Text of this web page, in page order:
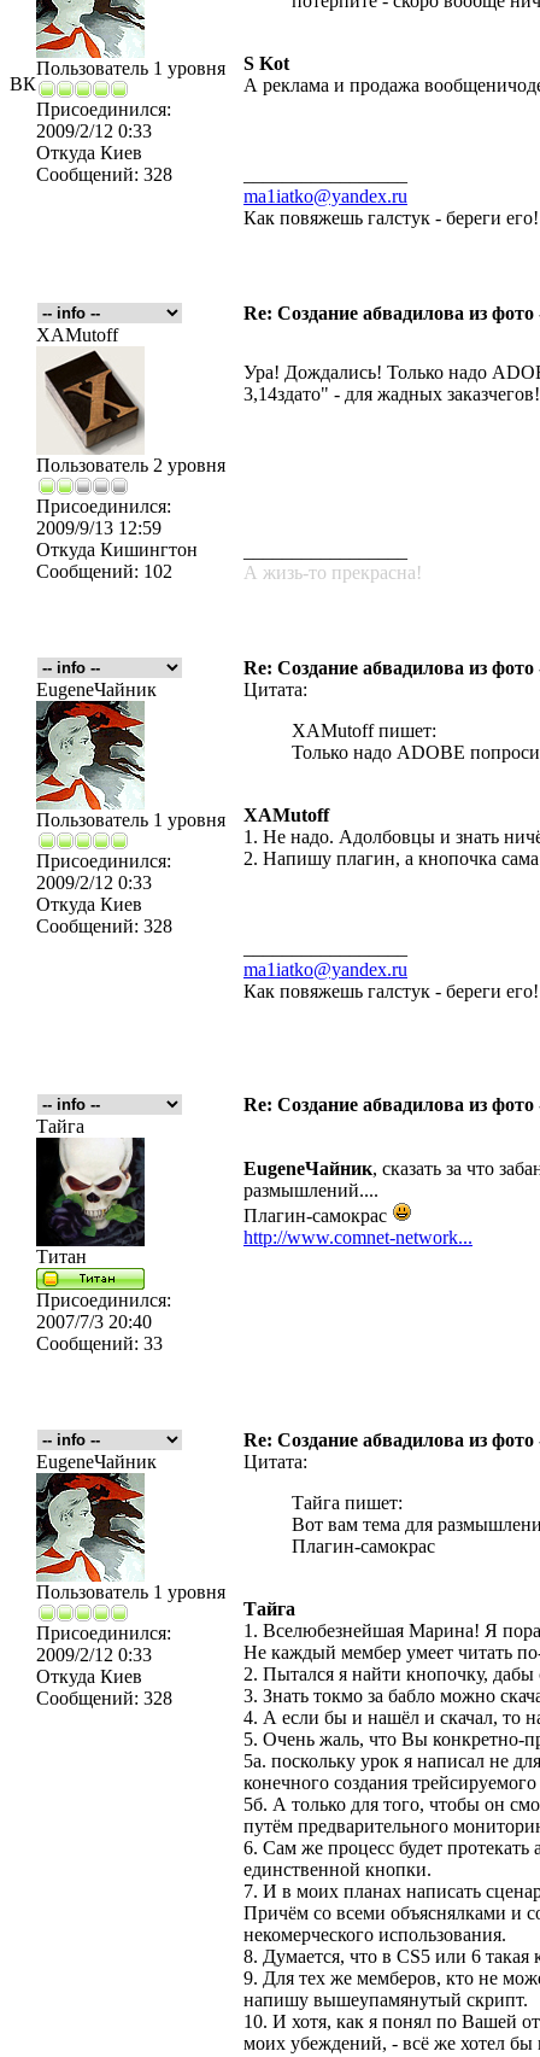
ВК
Пользователь 1 уровня
Присоединился:
2009/2/12 0:33
Откуда Киев
Сообщений: 328
S Kot
А реклама и продажа
ma1iatko@yandex.ru
Как повяжешь галстук - береги
Re: Создание абвадилова из
XAMutoff
Пользователь 2 уровня
Присоединился:
2009/9/13 12:59
Откуда Кишингтон
Сообщений: 102
Ура! Дождались! Только надо
3,14здато" - для жадных заказчегов!
А жизь-то прекрасна!
Re: Создание абвадилова из
EugeneЧайник
Пользователь 1 уровня
Присоединился:
2009/2/12 0:33
Откуда Киев
Сообщений: 328
Цитата:
XAMutoff пишет:
Только надо ADOBE
XAMutoff
1. Не надо. Адолбовцы и знать
2. Напишу плагин, а кнопочка
ma1iatko@yandex.ru
Как повяжешь галстук - береги
Re: Создание абвадилова из
Тайга
Титан
Присоединился:
2007/7/3 20:40
Сообщений: 33
EugeneЧайник, сказать за что
размышлений....
Плагин-самокрас
http://www.comnet-network...
Re: Создание абвадилова из
EugeneЧайник
Пользователь 1 уровня
Присоединился:
2009/2/12 0:33
Откуда Киев
Сообщений: 328
Цитата:
Тайга пишет:
Вот вам тема для
Плагин-самокрас
Тайга
1. Вселюбезнейшая Марина! Я
Не каждый мембер умеет читать
2. Пытался я найти кнопочку, дабы
3. Знать токмо за бабло можно
4. А если бы и нашёл и скачал, то
5. Очень жаль, что Вы конкретно-
5а. поскольку урок я написал не
конечного создания
5б. А только для того, чтобы он
путём предварительного
6. Сам же процесс будет
единственной кнопки.
7. И в моих планах написать
Причём со всеми объяснялками и
некомерческого использования.
8. Думается, что в CS5 или 6 такая
9. Для тех же мемберов, кто не
напишу вышеупамянутый скрипт.
10. И хотя, как я понял по Вашей
моих убеждений, - всё же хотел бы